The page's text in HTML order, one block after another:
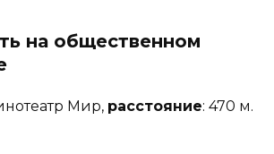
на общественном
Мир, расстояние: 470 м.